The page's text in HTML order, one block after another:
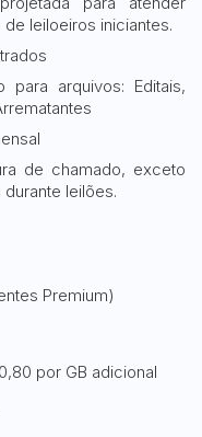
leiloeiros iniciantes.
arquivos: Editais,
de chamado, exceto
leilões.
Premium)
por GB adicional